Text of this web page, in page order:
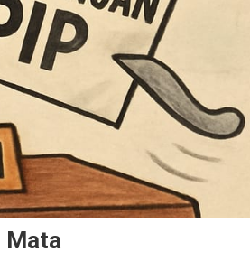
Mata